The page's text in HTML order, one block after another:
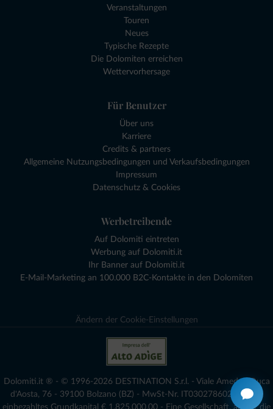
Veranstaltungen
Touren
Neues
Typische Rezepte
Die Dolomiten erreichen
Wettervorhersage
Für Benutzer
Über uns
Karriere
Credits & partners
Allgemeine Nutzungsbedingungen und Verkaufsbedingungen
Impressum
Datenschutz & Cookies
Werbetreibende
Auf Dolomiti eintreten
Werbung auf Dolomiti.it
Ihr Banner auf Dolomiti.it
E-Mail-Marketing an 100.000 B2C-Kontakte in den Dolomiten
Ändern der Cookie-Einstellungen
Dolomiti.it ® - © 1996-2026 DESTINATION S.r.l. - Viale Amedeo Duca
d'Aosta, 76 - 39100 Bolzano (BZ) - MwSt-Nr. IT03027860216 - voll
einbezahltes Grundkapital € 1.825.000,00 - Eine Gesellschaft, an der die